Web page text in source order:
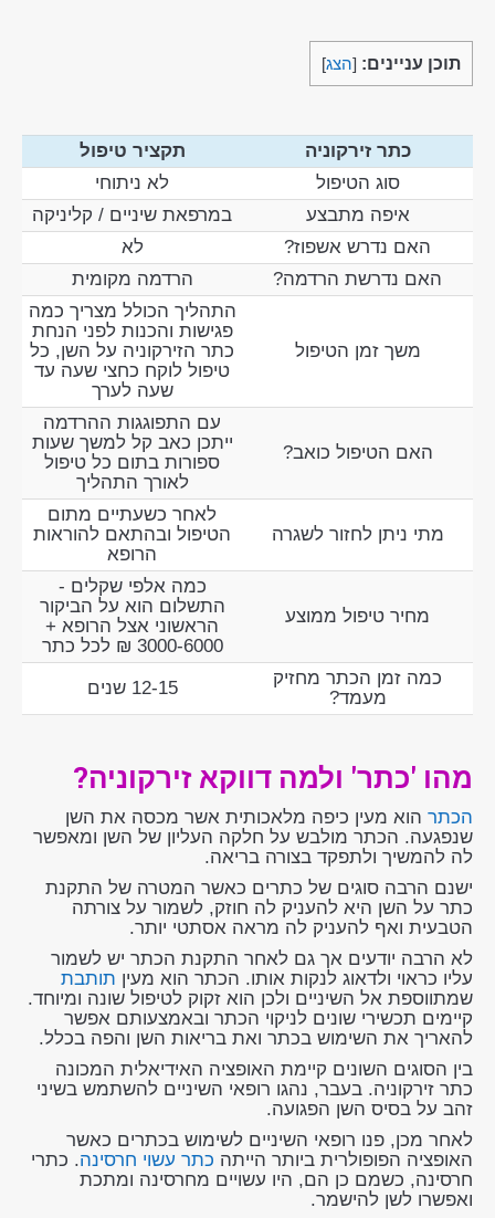
תוכן עניינים: [הצג]
כתר זירקוניה
תקציר טיפול
סוג הטיפול
לא ניתוחי
איפה מתבצע
במרפאת שיניים / קליניקה
האם נדרש אשפוז?
לא
האם נדרשת הרדמה?
הרדמה מקומית
משך זמן הטיפול
התהליך הכולל מצריך כמה
פגישות והכנות לפני הנחת
כתר הזירקוניה על השן, כל
טיפול לוקח כחצי שעה עד
שעה לערך
האם הטיפול כואב?
עם התפוגגות ההרדמה
ייתכן כאב קל למשך שעות
ספורות בתום כל טיפול
לאורך התהליך
מתי ניתן לחזור לשגרה
לאחר כשעתיים מתום
הטיפול ובהתאם להוראות
הרופא
מחיר טיפול ממוצע
כמה אלפי שקלים -
התשלום הוא על הביקור
הראשוני אצל הרופא +
3000-6000 ₪ לכל כתר
כמה זמן הכתר מחזיק
מעמד?
12-15 שנים
מהו 'כתר' ולמה דווקא זירקוניה?
הכתר הוא מעין כיפה מלאכותית אשר מכסה את השן
שנפגעה. הכתר מולבש על חלקה העליון של השן ומאפשר
לה להמשיך ולתפקד בצורה בריאה.
ישנם הרבה סוגים של כתרים כאשר המטרה של התקנת
כתר על השן היא להעניק לה חוזק, לשמור על צורתה
הטבעית ואף להעניק לה מראה אסתטי יותר.
לא הרבה יודעים אך גם לאחר התקנת הכתר יש לשמור
עליו כראוי ולדאוג לנקות אותו. הכתר הוא מעין תותבת
שמתווספת אל השיניים ולכן הוא זקוק לטיפול שונה ומיוחד.
קיימים תכשירי שונים לניקוי הכתר ובאמצעותם אפשר
להאריך את השימוש בכתר ואת בריאות השן והפה בכלל.
בין הסוגים השונים קיימת האופציה האידיאלית המכונה
כתר זירקוניה. בעבר, נהגו רופאי השיניים להשתמש בשיני
זהב על בסיס השן הפגועה.
לאחר מכן, פנו רופאי השיניים לשימוש בכתרים כאשר
האופציה הפופולרית ביותר הייתה כתר עשוי חרסינה. כתרי
חרסינה, כשמם כן הם, היו עשויים מחרסינה ומתכת
ואפשרו לשן להישמר.